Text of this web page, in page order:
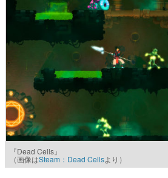
『Dead Cells』
（画像はSteam：Dead Cellsより）